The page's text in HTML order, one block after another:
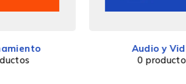
Audio y
0